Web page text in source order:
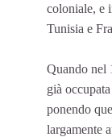
coloniale, e
Tunisia e
Quando nel
già
ponendo
largamente